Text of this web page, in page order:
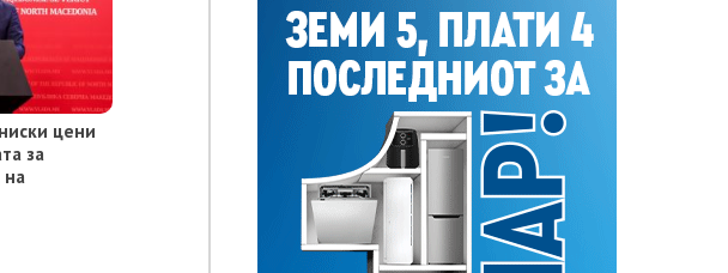
цени
за
на